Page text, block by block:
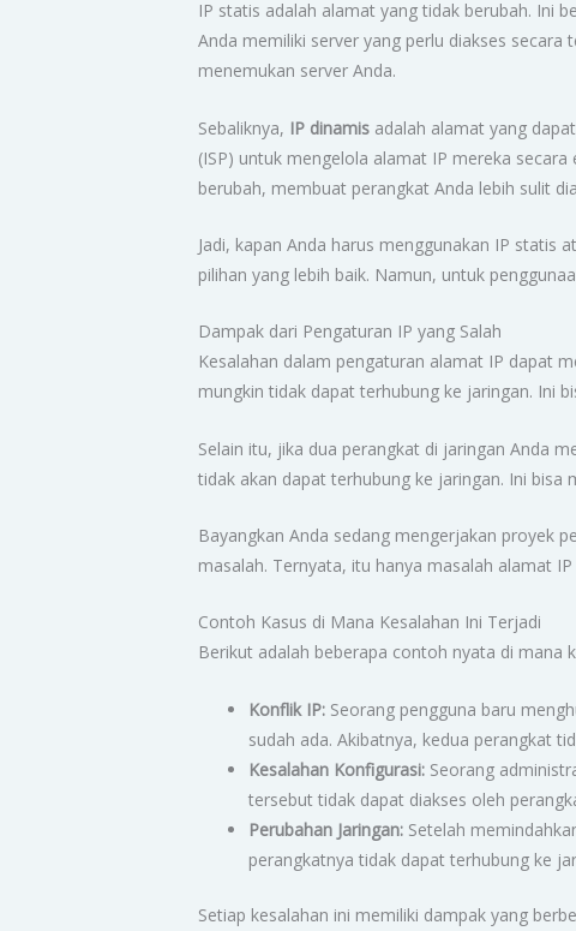
IP statis adalah alamat yang tidak berubah. Ini
Anda memiliki server yang perlu diakses
menemukan server Anda.
Sebaliknya, IP dinamis adalah alamat yang
(ISP) untuk mengelola alamat IP mereka
berubah, membuat perangkat Anda lebih sulit
Jadi, kapan Anda harus menggunakan IP statis
pilihan yang lebih baik. Namun, untuk
Dampak dari Pengaturan IP yang Salah
Kesalahan dalam pengaturan alamat IP dapat
mungkin tidak dapat terhubung ke jaringan. Ini
Selain itu, jika dua perangkat di jaringan Anda
tidak akan dapat terhubung ke jaringan. Ini
Bayangkan Anda sedang mengerjakan proyek
masalah. Ternyata, itu hanya masalah alamat
Contoh Kasus di Mana Kesalahan Ini Terjadi
Berikut adalah beberapa contoh nyata di mana
Konflik IP: Seorang pengguna baru
sudah ada. Akibatnya, kedua perangkat
Kesalahan Konfigurasi: Seorang
tersebut tidak dapat diakses oleh
Perubahan Jaringan: Setelah
perangkatnya tidak dapat terhubung ke
Setiap kesalahan ini memiliki dampak yang